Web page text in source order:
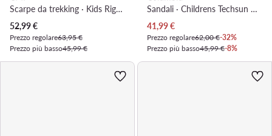
Scarpe da trekking · Kids Rigel Low Trekking Wp 3Q54554 · Blu scuro
Prezzo attuale
52,99€
Prezzo regolare63,95 €
Prezzo più basso45,99 €
Sandali · Childrens Techsun Wave BC2082 · Blu
Prezzo attuale
41,99€
Prezzo regolare62,00 €-32%
Prezzo più basso45,99 €-8%